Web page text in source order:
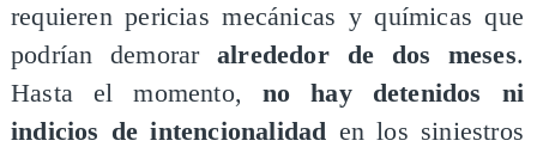
requieren pericias mecánicas y químicas que
podrían demoraralrededor de dos meses.
Hasta el momento, no hay detenidos ni
indicios de intencionalidad en los siniestros